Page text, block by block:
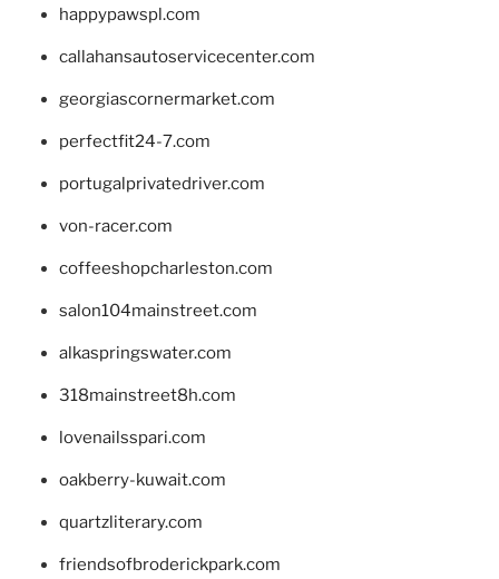
happypawspl.com
callahansautoservicecenter.com
georgiascornermarket.com
perfectfit24-7.com
portugalprivatedriver.com
von-racer.com
coffeeshopcharleston.com
salon104mainstreet.com
alkaspringswater.com
318mainstreet8h.com
lovenailsspari.com
oakberry-kuwait.com
quartzliterary.com
friendsofbroderickpark.com